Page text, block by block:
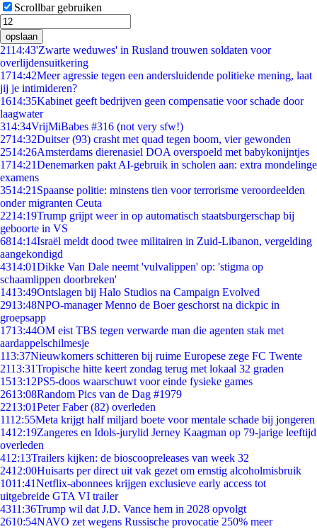
Scrollbar gebruiken
opslaan
2114:43'Zwarte weduwes' in Rusland trouwen soldaten voor
overlijdensuitkering
1714:42Meer agressie tegen een andersluidende politieke mening, laat
jij je intimideren?
1614:35Kabinet geeft bedrijven geen compensatie voor schade door
laagwater
314:34VrijMiBabes #316 (not very sfw!)
2714:32Duitser (93) crasht met quad tegen boom, vier gewonden
2514:26Amsterdams dierenasiel DOA overspoeld met babykonijntjes
1714:21Denemarken pakt AI-gebruik in scholen aan: extra mondelinge
examens
3514:21 Spaanse politie: minstens tien voor terrorisme veroordeelden
onder migranten Ceuta
2214:19Trump grijpt weer in op automatisch staatsburgerschap bij
geboorte in VS
6814:14Israël meldt dood twee militairen in Zuid-Libanon, vergelding
aangekondigd
4314:01Dikke Van Dale neemt 'vulvalippen' op: 'stigma op
schaamlippen doorbreken'
1413:49Ontslagen bij Halo Studios na Campaign Evolved
2913:48NPO-manager Menno de Boer geschorst na dickpic in
groepsapp
1713:44OM eist TBS tegen verwarde man die agenten stak met
aardappelschilmesje
113:37Nieuwkomers schitteren bij ruime Europese zege FC Twente
2113:31Tropische hitte keert zondag terug met lokaal 32 graden
1513:12PS5-doos waarschuwt voor einde fysieke games
2613:08Random Pics van de Dag #1979
2213:01Peter Faber (82) overleden
1112:55Meta krijgt half miljard boete voor mentale schade bij jongeren
1412:19Zangeres en Idols-jurylid Jerney Kaagman op 79-jarige leeftijd
overleden
412:13Trailers kijken: de bioscoopreleases van week 32
2412:00Huisarts per direct uit vak gezet om ernstig alcoholmisbruik
1011:41Netflix-abonnees krijgen exclusieve early access tot
uitgebreide GTA VI trailer
4311:36Trump wil dat J.D. Vance hem in 2028 opvolgt
2610:54NAVO zet wegens Russische provocatie 250% meer